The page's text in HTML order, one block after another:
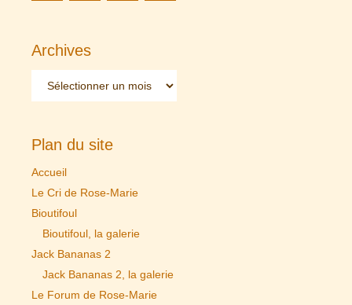
Archives
Plan du site
Accueil
Le Cri de Rose-Marie
Bioutifoul
Bioutifoul, la galerie
Jack Bananas 2
Jack Bananas 2, la galerie
Le Forum de Rose-Marie